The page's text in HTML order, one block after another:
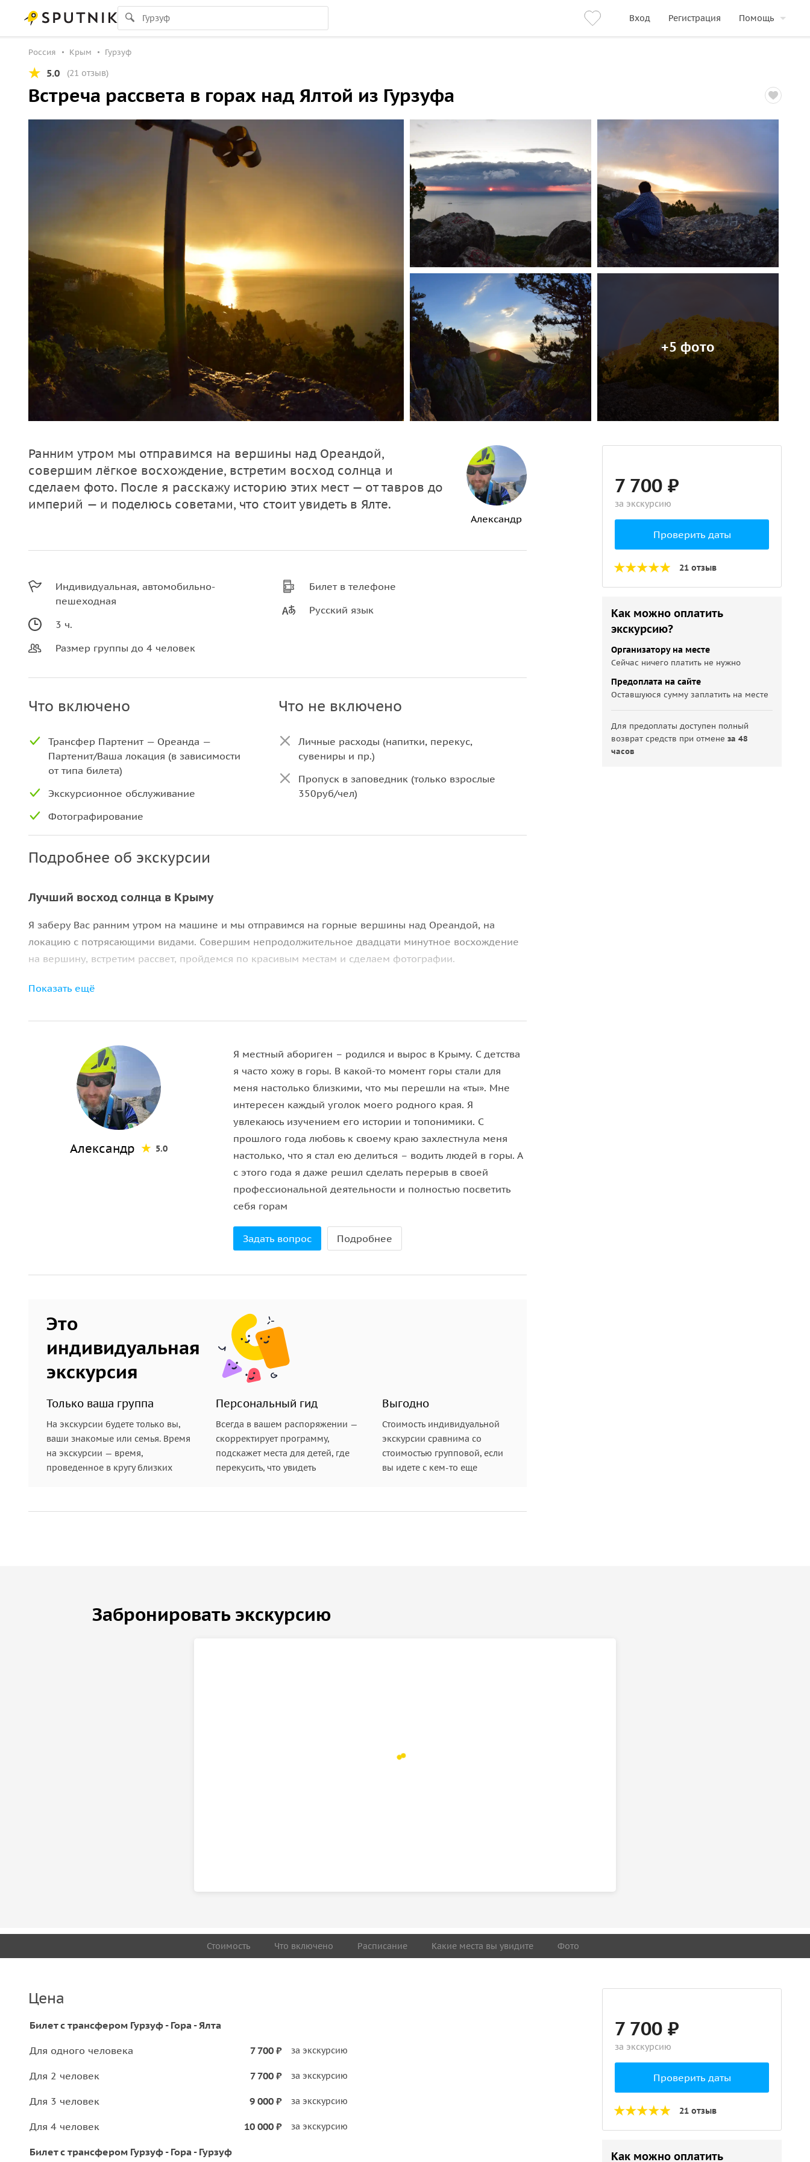
Вход Регистрация Помощь
Россия Крым Гурзуф
5.0 (21 отзыв)
Встреча рассвета в горах над Ялтой из Гурзуфа
+5 фото
Ранним утром мы отправимся на вершины над Ореандой,
совершим лёгкое восхождение, встретим восход солнца и
сделаем фото. После я расскажу историю этих мест — от тавров до
империй — и поделюсь советами, что стоит увидеть в Ялте.
Александр
Индивидуальная, автомобильно-
пешеходная
3 ч.
Размер группы до 4 человек
Билет в телефоне
Русский язык
Что включено
Трансфер Партенит — Ореанда —
Партенит/Ваша локация (в зависимости
от типа билета)
Экскурсионное обслуживание
Фотографирование
Что не включено
Личные расходы (напитки, перекус,
сувениры и пр.)
Пропуск в заповедник (только взрослые
350руб/чел)
Подробнее об экскурсии
Лучший восход солнца в Крыму
Я заберу Вас ранним утром на машине и мы отправимся на горные вершины над Ореандой, на
локацию с потрясающими видами. Совершим непродолжительное двадцати минутное восхождение
на вершину, встретим рассвет, пройдемся по красивым местам и сделаем фотографии.
По окончании рассвета Вы погрузитесь в историю этих места, где Вы встретили рассвет. Я расскажу о
земли во времена тавров и плавно перейдем к истории средневекового Крыма и далее во времена
Важная информация:
• Рекомендую продумать свои дальнейшие планы на день в Ялте;
• В течении 2-х дней после поездки я вышлю вам ссылку на ваши фотографии;
• С собой рекомендую взять перекус на завтрак;
• Одевайтесь потеплее: утром в горах холодно.
Показать ещё
Александр 5.0
Я местный абориген – родился и вырос в Крыму. С детства
я часто хожу в горы. В какой-то момент горы стали для
меня настолько близкими, что мы перешли на «ты». Мне
интересен каждый уголок моего родного края. Я
увлекаюсь изучением его истории и топонимики. С
прошлого года любовь к своему краю захлестнула меня
настолько, что я стал ею делиться – водить людей в горы. А
с этого года я даже решил сделать перерыв в своей
профессиональной деятельности и полностью посветить
себя горам
Задать вопрос Подробнее
Это
индивидуальная
экскурсия
Только ваша группа
На экскурсии будете только вы,
ваши знакомые или семья. Время
на экскурсии — время,
проведенное в кругу близких
Персональный гид
Всегда в вашем распоряжении —
скорректирует программу,
подскажет места для детей, где
перекусить, что увидеть
Выгодно
Стоимость индивидуальной
экскурсии сравнима со
стоимостью групповой, если
вы идете с кем-то еще
7 700 ₽
за экскурсию
Проверить даты
21 отзыв
Как можно оплатить
экскурсию?
Организатору на месте
Сейчас ничего платить не нужно
Предоплата на сайте
Оставшуюся сумму заплатить на месте
Для предоплаты доступен полный
возврат средств при отменеза 48
часов
Забронировать экскурсию
Стоимость Что включено Расписание Какие места вы увидите Фото
Цена
Билет с трансфером Гурзуф - Гора - Ялта
Для одного человека 7 700 ₽ за экскурсию
Для 2 человек 7 700 ₽ за экскурсию
Для 3 человек 9 000 ₽ за экскурсию
Для 4 человек 10 000 ₽ за экскурсию
Билет с трансфером Гурзуф - Гора - Гурзуф
7 700 ₽
за экскурсию
Проверить даты
21 отзыв
Как можно оплатить